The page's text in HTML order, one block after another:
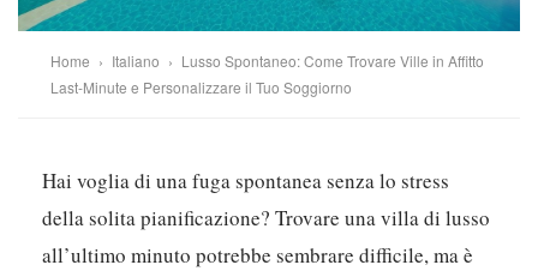
Home › Italiano › Lusso Spontaneo: Come Trovare Ville in Affitto
Last-Minute e Personalizzare il Tuo Soggiorno
Hai voglia di una fuga spontanea senza lo stress
della solita pianificazione? Trovare una villa di lusso
all’ultimo minuto potrebbe sembrare difficile, ma è